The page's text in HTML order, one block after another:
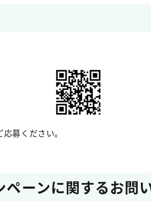
募ください。
ーンに関するお問